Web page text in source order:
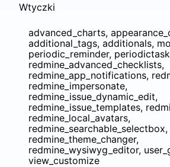
Wtyczki
advanced_charts,
additional_tags, additionals,
periodic_reminder,
redmine_advanced_checklists,
redmine_app_notifications,
redmine_impersonate,
redmine_issue_dynamic_edit,
redmine_issue_templates,
redmine_local_avatars,
redmine_searchable_selectbox,
redmine_theme_changer,
redmine_wysiwyg_editor,
view_customize